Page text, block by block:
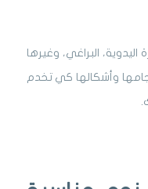
اليدوية، البراغي، وغيرها
وأشكالها كي تخدم